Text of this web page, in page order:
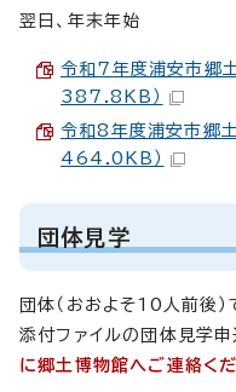
翌日、年末年始
令和7年度浦安市郷
387.8KB）
令和8年度浦安市郷
464.0KB）
団体見学
団体（おおよそ10人前後
添付ファイルの団体見学
に郷土博物館へご連絡くだ